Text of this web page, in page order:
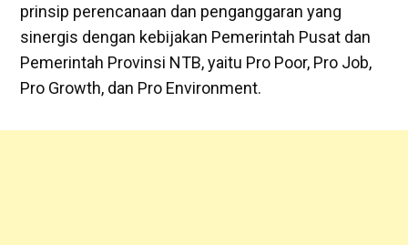
prinsip perencanaan dan penganggaran yang
sinergis dengan kebijakan Pemerintah Pusat dan
Pemerintah Provinsi NTB, yaitu Pro Poor, Pro Job,
Pro Growth, dan Pro Environment.